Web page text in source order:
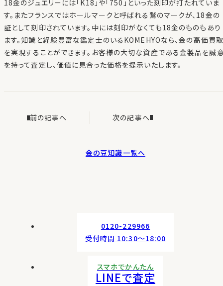
18金のジュエリーには「K18」や「750」といった刻印が打たれていま
す。またフランスではホールマークと呼ばれる鷲のマークが、18金の
証として刻印されています。中には刻印がなくても18金のものもあり
ます。知識と経験豊富な鑑定士のいるKOMEHYOなら、金の高価買取
を実現することができます。お客様の大切な資産である金製品を誠
を持って査定し、価値に見合った価格を提示いたします。
前の記事へ 次の記事へ
金の豆知識一覧へ
0120-229966
受付時間 10:30〜18:00
スマホでかんたん
LINEで査定